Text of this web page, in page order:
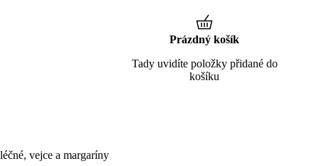
vejce a margaríny
Prázdný košík
Tady uvidíte položky přidané do
košíku